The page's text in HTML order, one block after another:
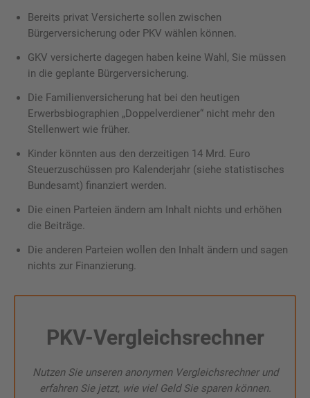
Bereits privat Versicherte sollen zwischen
Bürgerversicherung oder PKV wählen können.
GKV versicherte dagegen haben keine Wahl, Sie müssen
in die geplante Bürgerversicherung.
Die Familienversicherung hat bei den heutigen
Erwerbsbiographien „Doppelverdiener“ nicht mehr den
Stellenwert wie früher.
Kinder könnten aus den derzeitigen 14 Mrd. Euro
Steuerzuschüssen pro Kalenderjahr (siehe statistisches
Bundesamt) finanziert werden.
Die einen Parteien ändern am Inhalt nichts und erhöhen
die Beiträge.
Die anderen Parteien wollen den Inhalt ändern und sagen
nichts zur Finanzierung.
PKV-Vergleichsrechner
Nutzen Sie unseren anonymen Vergleichsrechner und
erfahren Sie jetzt, wie viel Geld Sie sparen können.